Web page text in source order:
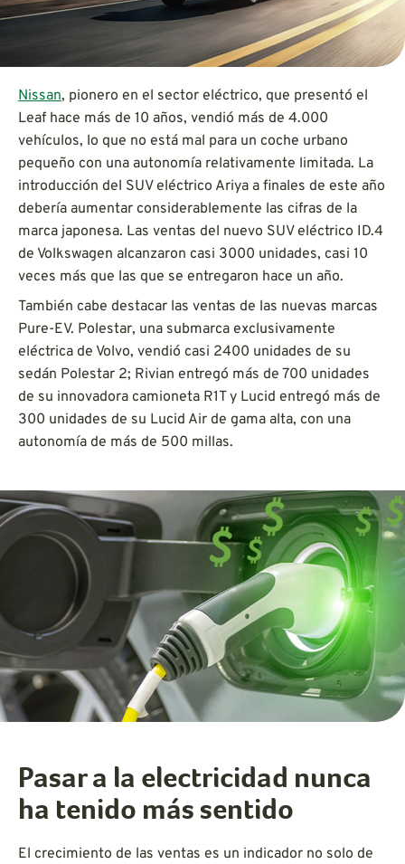
Nissan, pionero en el sector eléctrico, que presentó el
Leaf hace más de 10 años, vendió más de 4.000
vehículos, lo que no está mal para un coche urbano
pequeño con una autonomía relativamente limitada. La
introducción del SUV eléctrico Ariya a finales de este año
debería aumentar considerablemente las cifras de la
marca japonesa. Las ventas del nuevo SUV eléctrico ID.4
de Volkswagen alcanzaron casi 3000 unidades, casi 10
veces más que las que se entregaron hace un año.
También cabe destacar las ventas de las nuevas marcas
Pure-EV. Polestar, una submarca exclusivamente
eléctrica de Volvo, vendió casi 2400 unidades de su
sedán Polestar 2; Rivian entregó más de 700 unidades
de su innovadora camioneta R1T y Lucid entregó más de
300 unidades de su Lucid Air de gama alta, con una
autonomía de más de 500 millas.
Pasar a la electricidad nunca
ha tenido más sentido
El crecimiento de las ventas es un indicador no solo de